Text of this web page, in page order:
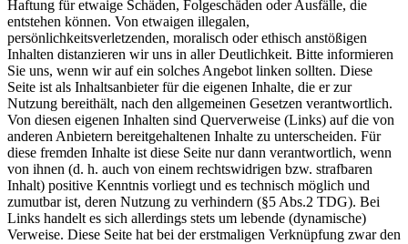
Haftung für etwaige Schäden, Folgeschäden oder Ausfälle, die
entstehen können. Von etwaigen illegalen,
persönlichkeitsverletzenden, moralisch oder ethisch anstößigen
Inhalten distanzieren wir uns in aller Deutlichkeit. Bitte informieren
Sie uns, wenn wir auf ein solches Angebot linken sollten. Diese
Seite ist als Inhaltsanbieter für die eigenen Inhalte, die er zur
Nutzung bereithält, nach den allgemeinen Gesetzen verantwortlich.
Von diesen eigenen Inhalten sind Querverweise (Links) auf die von
anderen Anbietern bereitgehaltenen Inhalte zu unterscheiden. Für
diese fremden Inhalte ist diese Seite nur dann verantwortlich, wenn
von ihnen (d. h. auch von einem rechtswidrigen bzw. strafbaren
Inhalt) positive Kenntnis vorliegt und es technisch möglich und
zumutbar ist, deren Nutzung zu verhindern (§5 Abs.2 TDG). Bei
Links handelt es sich allerdings stets um lebende (dynamische)
Verweise. Diese Seite hat bei der erstmaligen Verknüpfung zwar den